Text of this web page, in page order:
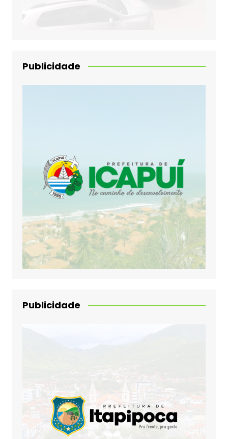
Publicidade
Publicidade